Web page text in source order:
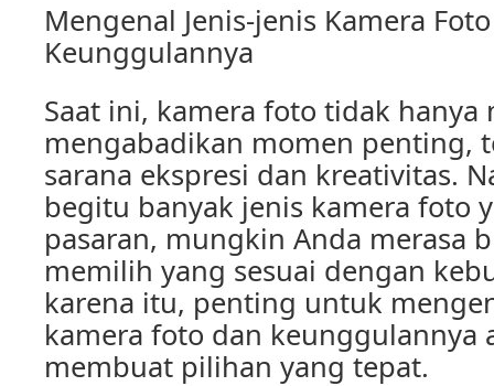
Mengenal Jenis-jenis Kamera
Keunggulannya
Saat ini, kamera foto tidak
mengabadikan momen penting,
sarana ekspresi dan kreativitas.
begitu banyak jenis kamera foto
pasaran, mungkin Anda merasa
memilih yang sesuai dengan
karena itu, penting untuk
kamera foto dan keunggulannya
membuat pilihan yang tepat.